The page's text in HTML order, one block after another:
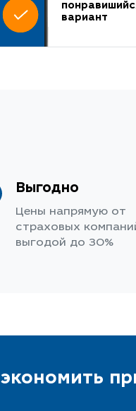
вариант
Выгодно
Цены напрямую от
страховых
выгодой до 30%